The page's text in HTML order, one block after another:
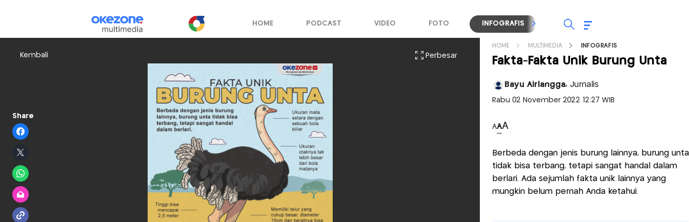
HOME PODCAST VIDEO FOTO INFOGRAFIS TV STREAMING
Kembali
Share
Perbesar
HOME MULTIMEDIA INFOGRAFIS
Fakta-Fakta Unik Burung Unta
Bayu Airlangga, Jurnalis
Rabu 02 November 2022 12:27 WIB
AAA
Berbeda dengan jenis burung lainnya, burung unta
tidak bisa terbang, tetapi sangat handal dalam
berlari. Ada sejumlah fakta unik lainnya yang
mungkin belum pernah Anda ketahui.